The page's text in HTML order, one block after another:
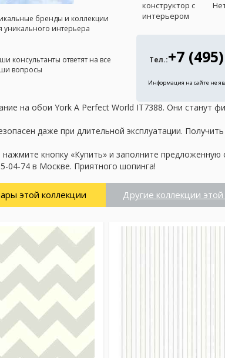
бренды и коллекции
уникального интерьера
консультанты ответят на все
вопросы
конструктор с
интерьером
Тел.:+7
Информация на сайте не
на обои York A Perfect World IT7388. Они станут
даже при длительной эксплуатации.
кнопку «Купить» и заполните
04-74 в Москве. Приятного шопинга!
этой коллекции Другие коллекции